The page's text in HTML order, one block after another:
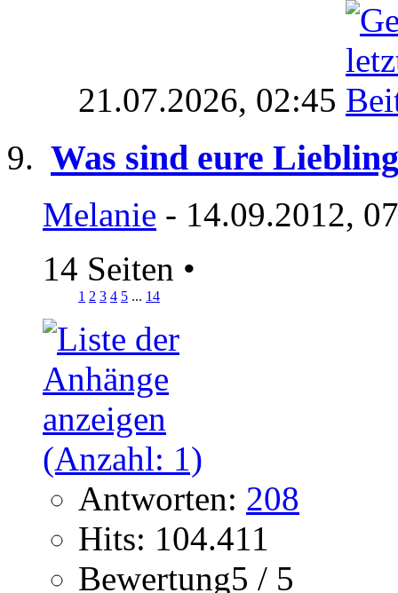
21.07.2026, 02:45
Was sind eure
Melanie - 14.09.2012,
14 Seiten •
1 2 3 4 5 ... 14
Antworten: 208
Hits: 104.411
Bewertung5 / 5